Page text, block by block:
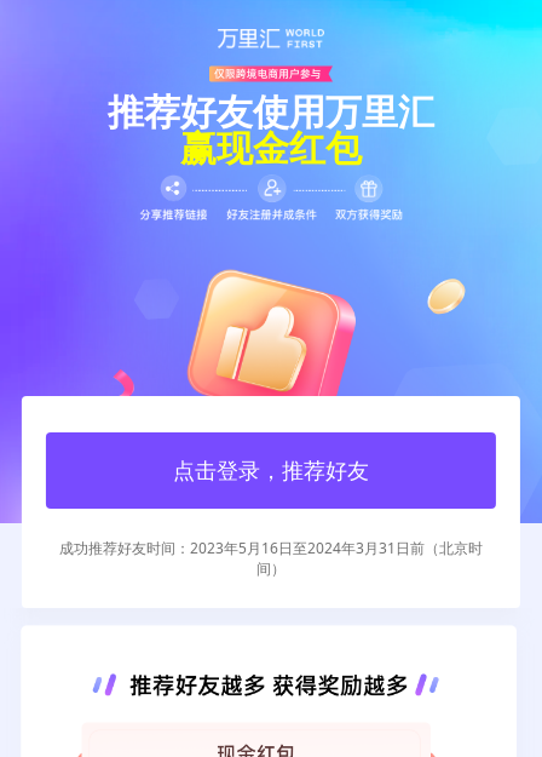
推荐好友使用万里汇
赢现金红包
点击登录，推荐好友
成功推荐好友时间：2023年5月16日至2024年3月31日前（北京时
间）